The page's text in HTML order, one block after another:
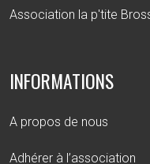
Association la p'tite
INFORMATIONS
A propos de nous
Adhérer à l’association